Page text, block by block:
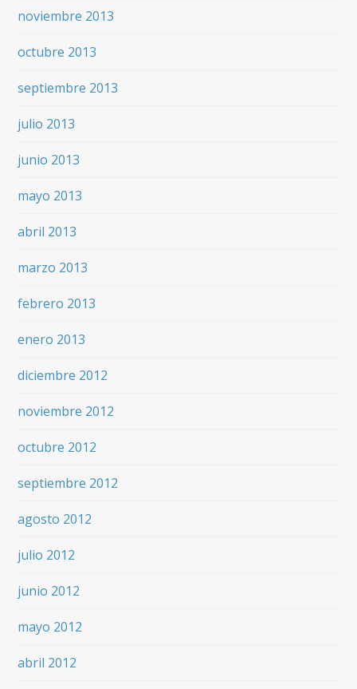
noviembre 2013
octubre 2013
septiembre 2013
julio 2013
junio 2013
mayo 2013
abril 2013
marzo 2013
febrero 2013
enero 2013
diciembre 2012
noviembre 2012
octubre 2012
septiembre 2012
agosto 2012
julio 2012
junio 2012
mayo 2012
abril 2012